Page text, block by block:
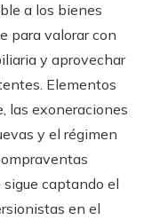
a los bienes
para valorar con
y aprovechar
Elementos
las exoneraciones
y el régimen
captando el
en el